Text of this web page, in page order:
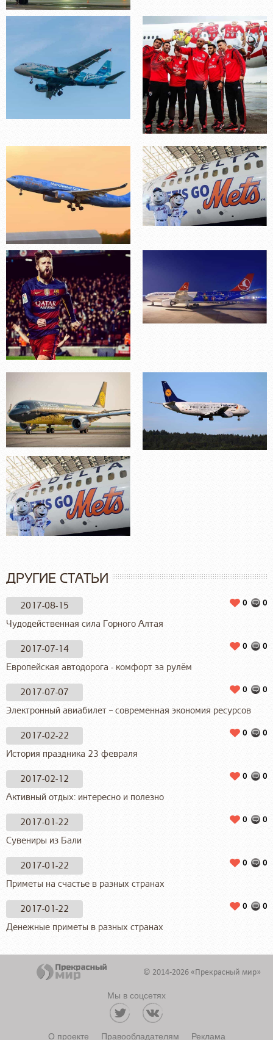
ДРУГИЕ СТАТЬИ
2017-08-15 0
0
Чудодейственная сила Горного Алтая
2017-07-14 0
0
Европейская автодорога - комфорт за рулём
2017-07-07 0
0
Электронный авиабилет – современная экономия ресурсов
2017-02-22 0
0
История праздника 23 февраля
2017-02-12 0
0
Активный отдых: интересно и полезно
2017-01-22 0
0
Сувениры из Бали
2017-01-22 0
0
Приметы на счастье в разных странах
2017-01-22 0
0
Денежные приметы в разных странах
© 2014-2026 «Прекрасный мир»
Мы в соцсетях
О проекте Правообладателям Реклама